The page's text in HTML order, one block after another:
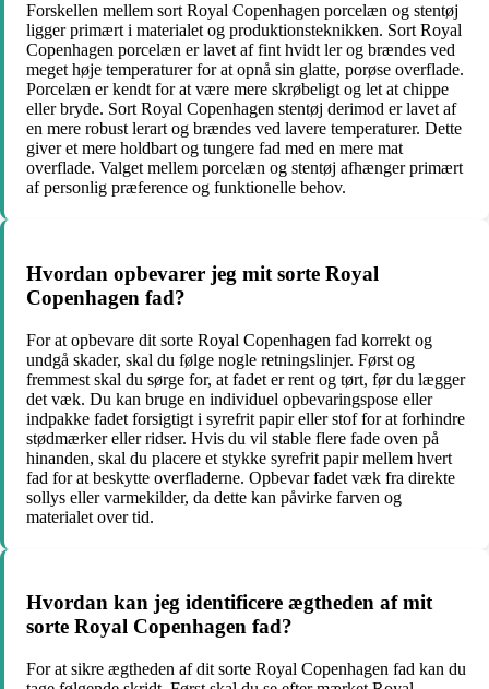
Forskellen mellem sort Royal Copenhagen porcelæn og stentøj
ligger primært i materialet og produktionsteknikken. Sort Royal
Copenhagen porcelæn er lavet af fint hvidt ler og brændes ved
meget høje temperaturer for at opnå sin glatte, porøse overflade.
Porcelæn er kendt for at være mere skrøbeligt og let at chippe
eller bryde. Sort Royal Copenhagen stentøj derimod er lavet af
en mere robust lerart og brændes ved lavere temperaturer. Dette
giver et mere holdbart og tungere fad med en mere mat
overflade. Valget mellem porcelæn og stentøj afhænger primært
af personlig præference og funktionelle behov.
Hvordan opbevarer jeg mit sorte Royal
Copenhagen fad?
For at opbevare dit sorte Royal Copenhagen fad korrekt og
undgå skader, skal du følge nogle retningslinjer. Først og
fremmest skal du sørge for, at fadet er rent og tørt, før du lægger
det væk. Du kan bruge en individuel opbevaringspose eller
indpakke fadet forsigtigt i syrefrit papir eller stof for at forhindre
stødmærker eller ridser. Hvis du vil stable flere fade oven på
hinanden, skal du placere et stykke syrefrit papir mellem hvert
fad for at beskytte overfladerne. Opbevar fadet væk fra direkte
sollys eller varmekilder, da dette kan påvirke farven og
materialet over tid.
Hvordan kan jeg identificere ægtheden af mit
sorte Royal Copenhagen fad?
For at sikre ægtheden af dit sorte Royal Copenhagen fad kan du